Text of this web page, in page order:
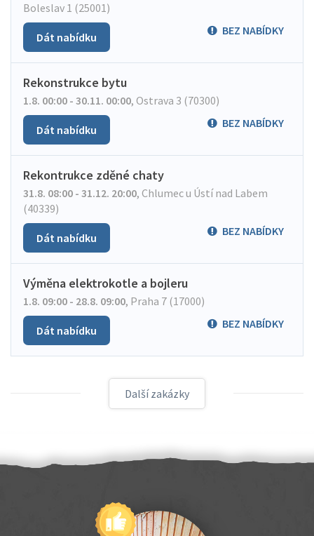
Boleslav 1 (25001)
BEZ NABÍDKY
Dát nabídku
Rekonstrukce bytu
1.8. 00:00 - 30.11. 00:00, Ostrava 3 (70300)
BEZ NABÍDKY
Dát nabídku
Rekontrukce zděné chaty
31.8. 08:00 - 31.12. 20:00, Chlumec u Ústí nad Labem
(40339)
BEZ NABÍDKY
Dát nabídku
Výměna elektrokotle a bojleru
1.8. 09:00 - 28.8. 09:00, Praha 7 (17000)
BEZ NABÍDKY
Dát nabídku
Další zakázky